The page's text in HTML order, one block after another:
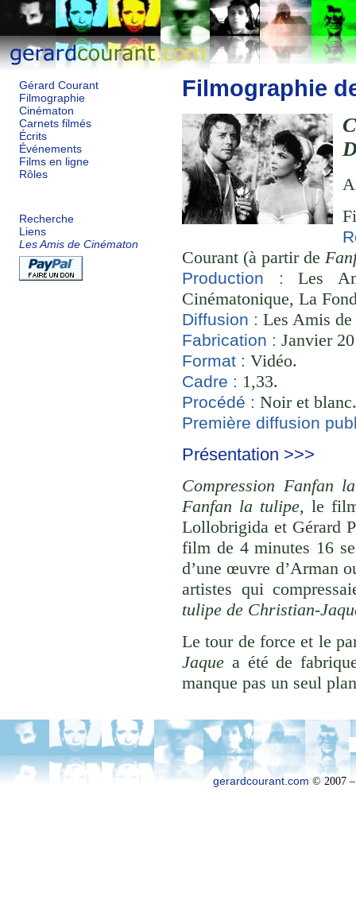
Gérard Courant
Filmographie
Cinématon
Carnets filmés
Écrits
Événements
Films en ligne
Rôles
Recherche
Liens
Les Amis de Cinématon
Filmographie
Courant (à partir de
Production :
Les
Cinématonique, La
Diffusion : Les Amis
Fabrication : Janvier
Format : Vidéo.
Cadre : 1,33.
Procédé : Noir et
Première diffusion
Présentation >>>
Compression Fanfan
Fanfan la tulipe, le
Lollobrigida et Gérard
film de 4 minutes 16
d’une œuvre d’Arman
artistes qui
tulipe de Christian-
Le tour de force et le
Jaque a été de
manque pas un seul
gerardcourant.com © 2007